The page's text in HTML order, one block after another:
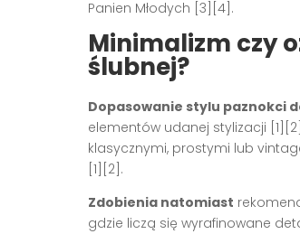
Panien Młodych [3][4].
Minimalizm czy
ślubnej?
Dopasowanie stylu paznokci
elementów udanej stylizacji
klasycznymi, prostymi lub
[1][2].
Zdobienia natomiast
gdzie liczą się wyrafinowane